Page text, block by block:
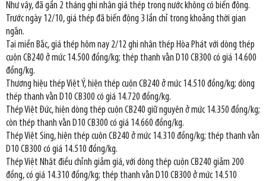
Như vậy, đã gần 2 tháng ghi nhận giá thép trong nước không có biến động.
Trước ngày 12/10, giá thép đã biến động 3 lần chỉ trong khoảng thời gian
ngắn.
Tại miền Bắc, giá thép hôm nay 2/12 ghi nhận thép Hòa Phát với dòng thép
cuộn CB240 ở mức 14.500 đồng/kg; thép thanh vằn D10 CB300 có giá 14.600
đồng/kg.
Thương hiệu thép Việt Ý, hiện thép cuộn CB240 ở mức 14.510 đồng/kg; dòng
thép thanh vằn D10 CB300 có giá 14.720 đồng/kg.
Thép Việt Đức, hiện dòng thép cuộn CB240 giữ nguyên ở mức 14.350 đồng/kg;
còn thép thanh vằn D10 CB300 có giá 14.660 đồng/kg.
Thép Việt Sing, hiện thép cuộn CB240 ở mức 14.310 đồng/kg; thép thanh vằn
D10 CB300 có giá 14.510 đồng/kg.
Thép Việt Nhật điều chỉnh giảm giá, với dòng thép cuộn CB240 giảm 200
đồng, có giá 14.310 đồng/kg; thép thanh vằn D10 CB300 ở mức 14.510